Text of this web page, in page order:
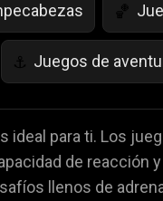
🏀
⚓ Juegos de
🌱 Juegos de
👮 Juegos de
para ti. Los
de reacción
llenos de